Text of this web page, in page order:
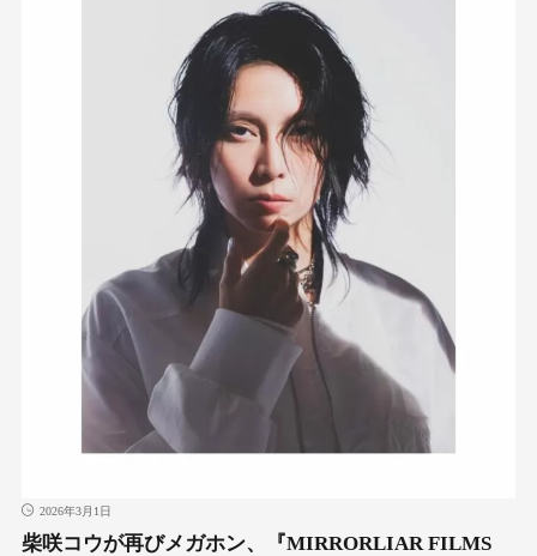
2026年3月1日
柴咲コウが再びメガホン、『MIRRORLIAR FILMS